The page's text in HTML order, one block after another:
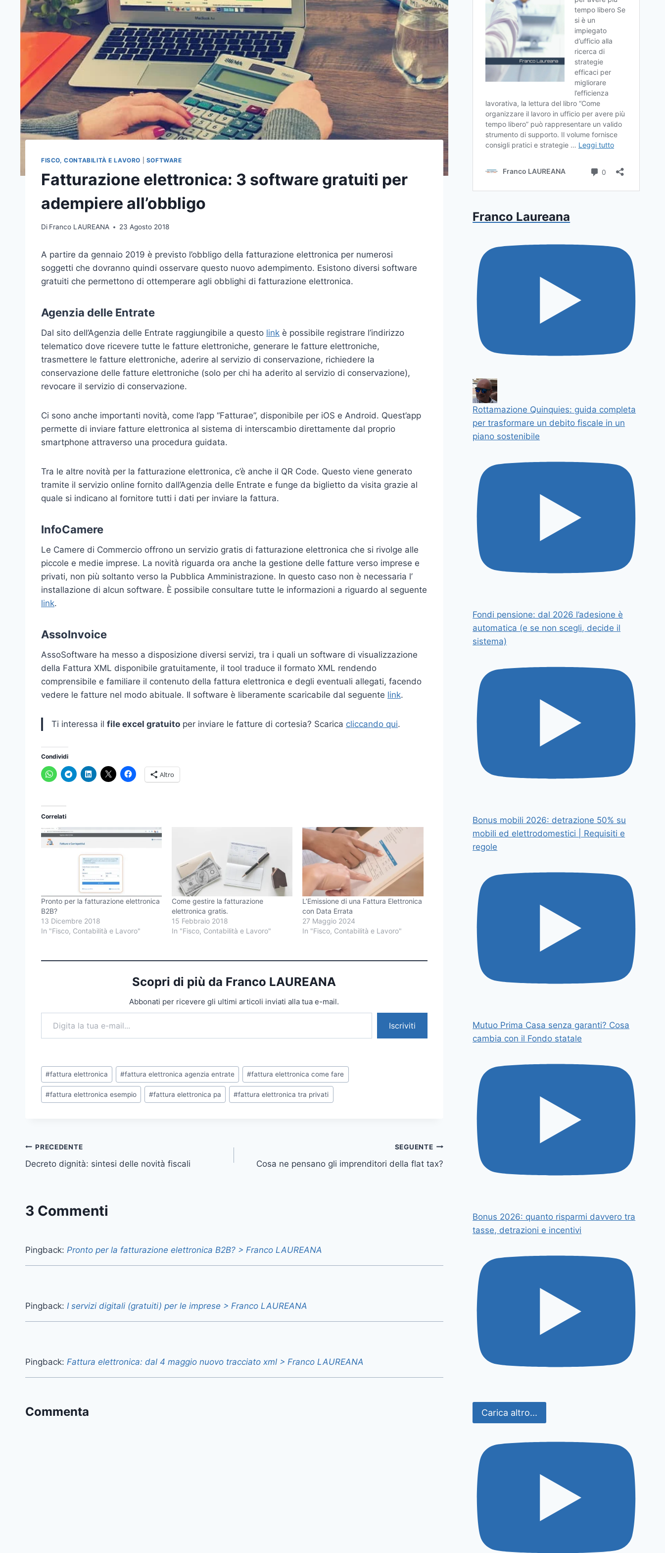
FISCO, CONTABILITÀ E LAVORO SOFTWARE
Fatturazione elettronica: 3 software gratuiti per
adempiere all’obbligo
Di Franco LAUREANA 23 Agosto 2018
A partire da gennaio 2019 è previsto l’obbligo della fatturazione elettronica per numerosi
soggetti che dovranno quindi osservare questo nuovo adempimento. Esistono diversi software
gratuiti che permettono di ottemperare agli obblighi di fatturazione elettronica.
Agenzia delle Entrate
Dal sito dell’Agenzia delle Entrate raggiungibile a questo link è possibile registrare l’indirizzo
telematico dove ricevere tutte le fatture elettroniche, generare le fatture elettroniche,
trasmettere le fatture elettroniche, aderire al servizio di conservazione, richiedere la
conservazione delle fatture elettroniche (solo per chi ha aderito al servizio di conservazione),
revocare il servizio di conservazione.
Ci sono anche importanti novità, come l’app “Fatturae”, disponibile per iOS e Android. Quest’app
permette di inviare fatture elettronica al sistema di interscambio direttamente dal proprio
smartphone attraverso una procedura guidata.
Tra le altre novità per la fatturazione elettronica, c’è anche il QR Code. Questo viene generato
tramite il servizio online fornito dall’Agenzia delle Entrate e funge da biglietto da visita grazie al
quale si indicano al fornitore tutti i dati per inviare la fattura.
InfoCamere
Le Camere di Commercio offrono un servizio gratis di fatturazione elettronica che si rivolge alle
piccole e medie imprese. La novità riguarda ora anche la gestione delle fatture verso imprese e
privati, non più soltanto verso la Pubblica Amministrazione. In questo caso non è necessaria l’
installazione di alcun software. È possibile consultare tutte le informazioni a riguardo al seguente
link.
AssoInvoice
AssoSoftware ha messo a disposizione diversi servizi, tra i quali un software di visualizzazione
della Fattura XML disponibile gratuitamente, il tool traduce il formato XML rendendo
comprensibile e familiare il contenuto della fattura elettronica e degli eventuali allegati, facendo
vedere le fatture nel modo abituale. Il software è liberamente scaricabile dal seguente link.
Ti interessa il file excel gratuito per inviare le fatture di cortesia? Scarica cliccando qui.
Condividi
Altro
Correlati
Pronto per la fatturazione elettronica
B2B?
13 Dicembre 2018
In "Fisco, Contabilità e Lavoro"
Come gestire la fatturazione
elettronica gratis.
15 Febbraio 2018
In "Fisco, Contabilità e Lavoro"
L’Emissione di una Fattura Elettronica
con Data Errata
27 Maggio 2024
In "Fisco, Contabilità e Lavoro"
Scopri di più da Franco LAUREANA
Abbonati per ricevere gli ultimi articoli inviati alla tua e-mail.
Digita la tua e-mail...
Iscriviti
Tag
articolo:
#fattura elettronica #fattura elettronica agenzia entrate #fattura elettronica come fare
#fattura elettronica esempio #fattura elettronica pa #fattura elettronica tra privati
Navigazione
articoli
PRECEDENTE
Decreto dignità: sintesi delle novità fiscali
SEGUENTE
Cosa ne pensano gli imprenditori della flat tax?
3 Commenti
Pingback: Pronto per la fatturazione elettronica B2B? > Franco LAUREANA
Pingback: I servizi digitali (gratuiti) per le imprese > Franco LAUREANA
Pingback: Fattura elettronica: dal 4 maggio nuovo tracciato xml > Franco LAUREANA
Commenta
Franco Laureana
Rottamazione Quinquies: guida completa
per trasformare un debito fiscale in un
piano sostenibile
Fondi pensione: dal 2026 l’adesione è
automatica (e se non scegli, decide il
sistema)
Bonus mobili 2026: detrazione 50% su
mobili ed elettrodomestici | Requisiti e
regole
Mutuo Prima Casa senza garanti? Cosa
cambia con il Fondo statale
Bonus 2026: quanto risparmi davvero tra
tasse, detrazioni e incentivi
Carica altro...